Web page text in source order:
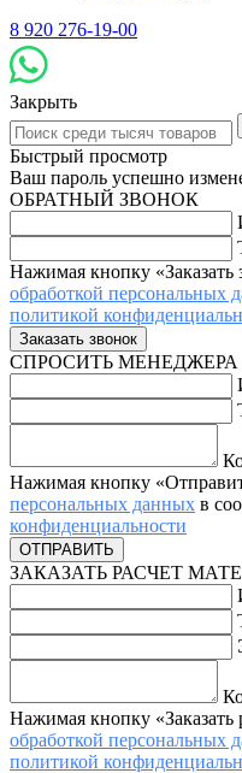
8 920 276-19-00
Закрыть
Быстрый просмотр
Ваш пароль успешно
ОБРАТНЫЙ ЗВОНОК
Нажимая кнопку «Заказать
обработкой персональных
политикой
СПРОСИТЬ МЕНЕДЖЕРА
Нажимая кнопку
персональных данных в
конфиденциальности
ЗАКАЗАТЬ РАСЧЕТ
Нажимая кнопку «Заказать
обработкой персональных
политикой